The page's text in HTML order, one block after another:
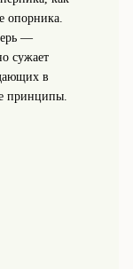
опорника.
—
сужает
в
принципы.